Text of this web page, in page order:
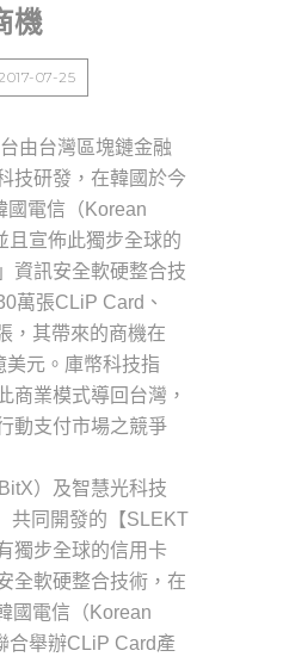
機
2017-07-25
由台灣區塊鏈金融
技研發，在韓國於今
國電信（Korean
且宣佈此獨步全球的
資訊安全軟硬整合技
萬張CLiP Card、
，其帶來的商機在
美元。庫幣科技指
商業模式導回台灣，
動支付市場之競爭
）及智慧光科技
共同開發的【SLEKT
獨步全球的信用卡
全軟硬整合技術，在
國電信（Korean
合舉辦CLiP Card產